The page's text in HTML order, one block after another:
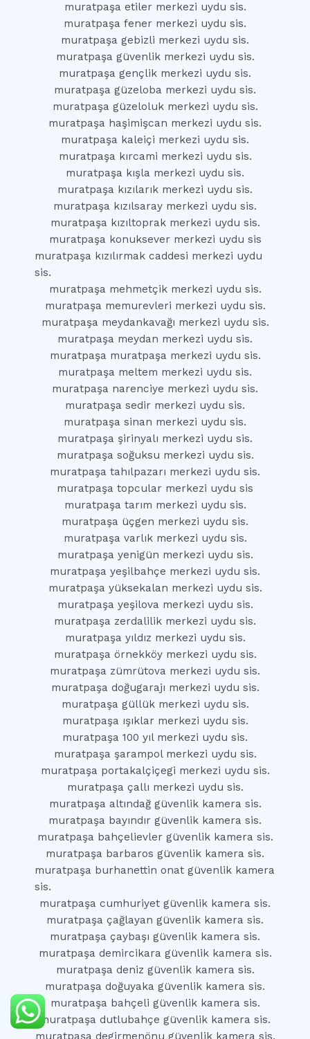
muratpaşa etiler merkezi uydu sis.
muratpaşa fener merkezi uydu sis.
muratpaşa gebizli merkezi uydu sis.
muratpaşa güvenlik merkezi uydu sis.
muratpaşa gençlik merkezi uydu sis.
muratpaşa güzeloba merkezi uydu sis.
muratpaşa güzeloluk merkezi uydu sis.
muratpaşa haşimişcan merkezi uydu sis.
muratpaşa kaleiçi merkezi uydu sis.
muratpaşa kırcami merkezi uydu sis.
muratpaşa kışla merkezi uydu sis.
muratpaşa kızılarık merkezi uydu sis.
muratpaşa kızılsaray merkezi uydu sis.
muratpaşa kızıltoprak merkezi uydu sis.
muratpaşa konuksever merkezi uydu sis
muratpaşa kızılırmak caddesi merkezi uydu
sis.
muratpaşa mehmetçik merkezi uydu sis.
muratpaşa memurevleri merkezi uydu sis.
muratpaşa meydankavağı merkezi uydu sis.
muratpaşa meydan merkezi uydu sis.
muratpaşa muratpaşa merkezi uydu sis.
muratpaşa meltem merkezi uydu sis.
muratpaşa narenciye merkezi uydu sis.
muratpaşa sedir merkezi uydu sis.
muratpaşa sinan merkezi uydu sis.
muratpaşa şirinyalı merkezi uydu sis.
muratpaşa soğuksu merkezi uydu sis.
muratpaşa tahılpazarı merkezi uydu sis.
muratpaşa topcular merkezi uydu sis
muratpaşa tarım merkezi uydu sis.
muratpaşa üçgen merkezi uydu sis.
muratpaşa varlık merkezi uydu sis.
muratpaşa yenigün merkezi uydu sis.
muratpaşa yeşilbahçe merkezi uydu sis.
muratpaşa yüksekalan merkezi uydu sis.
muratpaşa yeşilova merkezi uydu sis.
muratpaşa zerdalilik merkezi uydu sis.
muratpaşa yıldız merkezi uydu sis.
muratpaşa örnekköy merkezi uydu sis.
muratpaşa zümrütova merkezi uydu sis.
muratpaşa doğugarajı merkezi uydu sis.
muratpaşa güllük merkezi uydu sis.
muratpaşa ışıklar merkezi uydu sis.
muratpaşa 100 yıl merkezi uydu sis.
muratpaşa şarampol merkezi uydu sis.
muratpaşa portakalçiçegi merkezi uydu sis.
muratpaşa çallı merkezi uydu sis.
muratpaşa altındağ güvenlik kamera sis.
muratpaşa bayındır güvenlik kamera sis.
muratpaşa bahçelievler güvenlik kamera sis.
muratpaşa barbaros güvenlik kamera sis.
muratpaşa burhanettin onat güvenlik kamera
sis.
muratpaşa cumhuriyet güvenlik kamera sis.
muratpaşa çağlayan güvenlik kamera sis.
muratpaşa çaybaşı güvenlik kamera sis.
muratpaşa demircikara güvenlik kamera sis.
muratpaşa deniz güvenlik kamera sis.
muratpaşa doğuyaka güvenlik kamera sis.
muratpaşa bahçeli güvenlik kamera sis.
muratpaşa dutlubahçe güvenlik kamera sis.
muratpaşa degirmenönu güvenlik kamera sis.